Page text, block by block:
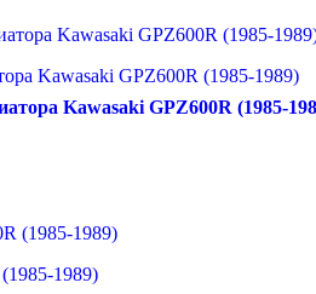
Kawasaki GPZ600R (1985-1989)
Kawasaki GPZ600R (1985-
1989)